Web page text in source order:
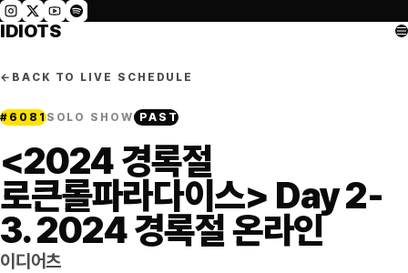
IDIOTS
← BACK TO LIVE SCHEDULE
# 6081SOLO SHOW PAST
<2024 경록절
로큰롤파라다이스> Day 2-
3. 2024 경록절 온라인
이디어츠